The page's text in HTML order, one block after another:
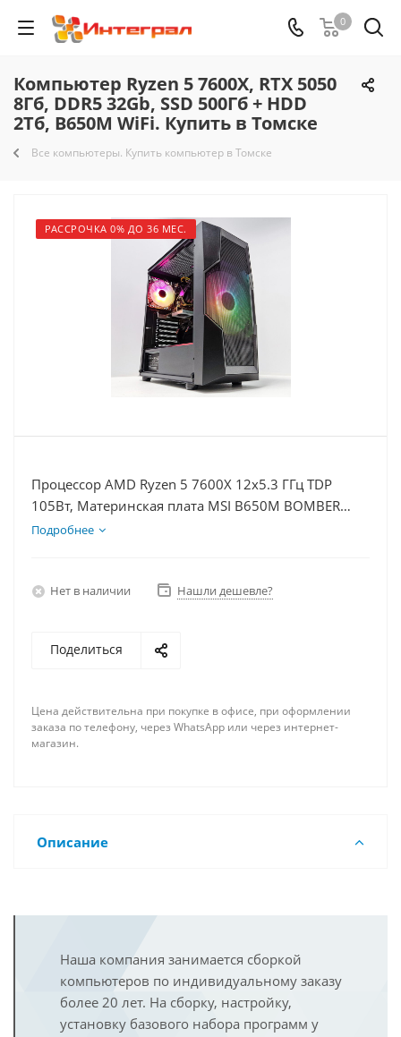
0
Компьютер Ryzen 5 7600X, RTX 5050
8Гб, DDR5 32Gb, SSD 500Гб + HDD
2Тб, B650M WiFi. Купить в Томске
Все компьютеры. Купить компьютер в Томске
РАССРОЧКА 0% ДО 36 МЕС.
Процессор AMD Ryzen 5 7600X 12x5.3 ГГц TDP
105Вт, Материнская плата MSI B650M BOMBER
WIFI, Видеокарта RTX 5050 8Гб, Память
Подробнее
Нет в наличии Нашли дешевле?
Поделиться
Цена действительна при покупке в офисе, при оформлении
заказа по телефону, через WhatsApp или через интернет-
магазин.
Описание
Наша компания занимается сборкой
компьютеров по индивидуальному заказу
более 20 лет. На сборку, настройку,
установку базового набора программ у